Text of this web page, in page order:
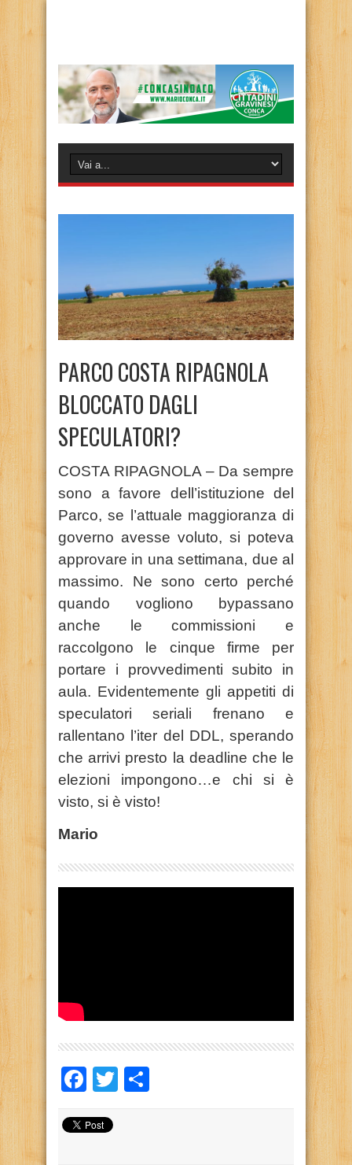
PARCO COSTA RIPAGNOLA
BLOCCATO DAGLI
SPECULATORI?
COSTA RIPAGNOLA – Da sempre
sono a favore dell’istituzione del
Parco, se l’attuale maggioranza di
governo avesse voluto, si poteva
approvare in una settimana, due al
massimo. Ne sono certo perché
quando vogliono bypassano
anche le commissioni e
raccolgono le cinque firme per
portare i provvedimenti subito in
aula. Evidentemente gli appetiti di
speculatori seriali frenano e
rallentano l’iter del DDL, sperando
che arrivi presto la deadline che le
elezioni impongono…e chi si è
visto, si è visto!
Mario
Facebook
Twitter